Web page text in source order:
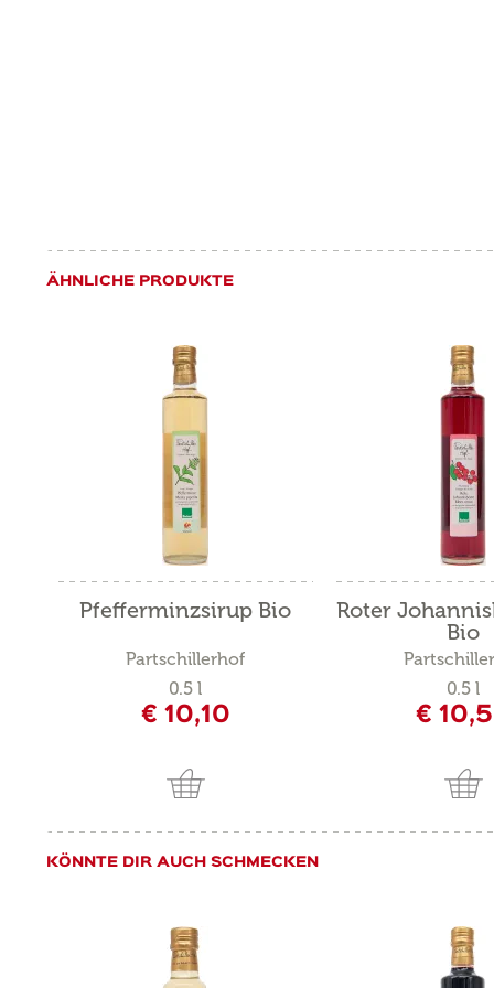
ÄHNLICHE PRODUKTE
Pfefferminzsirup Bio
Partschillerhof
0.5 l
€ 10,10
Roter
Bio
0.5 l
€
KÖNNTE DIR AUCH SCHMECKEN